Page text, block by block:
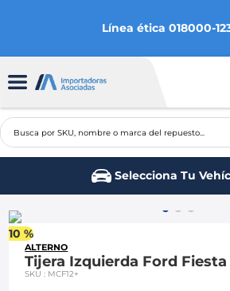
Línea ética 018000-
Busca por SKU, nombre o marca
Selecciona Tu
10 %
ALTERNO
Tijera Izquierda Ford Fiesta
SKU: MCF12+
2
3.
spark gt
ford fiesta